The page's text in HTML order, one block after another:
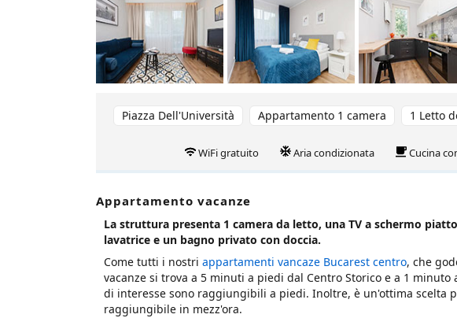
Piazza Dell'Università Appartamento 1 camera 1 Letto
WiFi gratuito Aria condizionata Cucina
Appartamento vacanze
La struttura presenta 1 camera da letto, una TV a schermo
lavatrice e un bagno privato con doccia.
Come tutti i nostri appartamenti vancaze Bucarest centro, che
vacanze si trova a 5 minuti a piedi dal Centro Storico e a 1
di interesse sono raggiungibili a piedi. Inoltre, è un'ottima scelta
raggiungibile in mezz'ora.